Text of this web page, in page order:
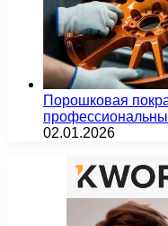
Порошковая
02.01.2026